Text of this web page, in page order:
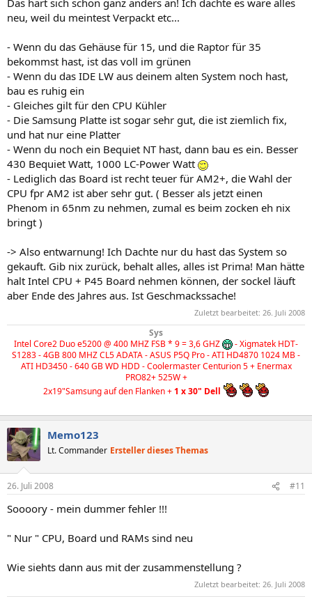
Das härt sich schon ganz anders an! Ich dachte es wäre alles
neu, weil du meintest Verpackt etc...
- Wenn du das Gehäuse für 15, und die Raptor für 35
bekommst hast, ist das voll im grünen
- Wenn du das IDE LW aus deinem alten System noch hast,
bau es ruhig ein
- Gleiches gilt für den CPU Kühler
- Die Samsung Platte ist sogar sehr gut, die ist ziemlich fix,
und hat nur eine Platter
- Wenn du noch ein Bequiet NT hast, dann bau es ein. Besser
430 Bequiet Watt, 1000 LC-Power Watt
- Lediglich das Board ist recht teuer für AM2+, die Wahl der
CPU fpr AM2 ist aber sehr gut. ( Besser als jetzt einen
Phenom in 65nm zu nehmen, zumal es beim zocken eh nix
bringt )
-> Also entwarnung! Ich Dachte nur du hast das System so
gekauft. Gib nix zurück, behalt alles, alles ist Prima! Man hätte
halt Intel CPU + P45 Board nehmen können, der sockel läuft
aber Ende des Jahres aus. Ist Geschmackssache!
Zuletzt bearbeitet: 26. Juli 2008
Sys
Intel Core2 Duo e5200 @ 400 MHZ FSB * 9 = 3,6 GHZ
- Xigmatek HDT-
S1283 - 4GB 800 MHZ CL5 ADATA - ASUS P5Q Pro - ATI HD4870 1024 MB -
ATI HD3450 - 640 GB WD HDD - Coolermaster Centurion 5 + Enermax
PRO82+ 525W +
2x19"Samsung auf den Flanken +1 x 30" Dell
Memo123
Lt. Commander Ersteller dieses Themas
26. Juli 2008 #11
Soooory - mein dummer fehler !!!
" Nur " CPU, Board und RAMs sind neu
Wie siehts dann aus mit der zusammenstellung ?
Zuletzt bearbeitet: 26. Juli 2008